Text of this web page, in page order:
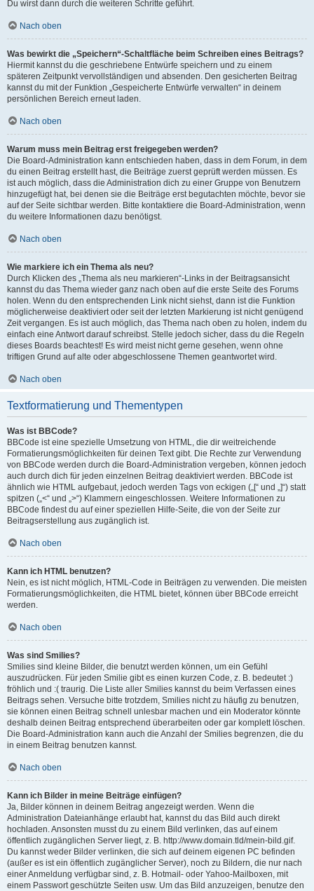
Du wirst dann durch die weiteren Schritte geführt.
Nach oben
Was bewirkt die „Speichern“-Schaltfläche beim Schreiben eines Beitrags?
Hiermit kannst du die geschriebene Entwürfe speichern und zu einem
späteren Zeitpunkt vervollständigen und absenden. Den gesicherten Beitrag
kannst du mit der Funktion „Gespeicherte Entwürfe verwalten“ in deinem
persönlichen Bereich erneut laden.
Nach oben
Warum muss mein Beitrag erst freigegeben werden?
Die Board-Administration kann entschieden haben, dass in dem Forum, in dem
du einen Beitrag erstellt hast, die Beiträge zuerst geprüft werden müssen. Es
ist auch möglich, dass die Administration dich zu einer Gruppe von Benutzern
hinzugefügt hat, bei denen sie die Beiträge erst begutachten möchte, bevor sie
auf der Seite sichtbar werden. Bitte kontaktiere die Board-Administration, wenn
du weitere Informationen dazu benötigst.
Nach oben
Wie markiere ich ein Thema als neu?
Durch Klicken des „Thema als neu markieren“-Links in der Beitragsansicht
kannst du das Thema wieder ganz nach oben auf die erste Seite des Forums
holen. Wenn du den entsprechenden Link nicht siehst, dann ist die Funktion
möglicherweise deaktiviert oder seit der letzten Markierung ist nicht genügend
Zeit vergangen. Es ist auch möglich, das Thema nach oben zu holen, indem du
einfach eine Antwort darauf schreibst. Stelle jedoch sicher, dass du die Regeln
dieses Boards beachtest! Es wird meist nicht gerne gesehen, wenn ohne
triftigen Grund auf alte oder abgeschlossene Themen geantwortet wird.
Nach oben
Textformatierung und Thementypen
Was ist BBCode?
BBCode ist eine spezielle Umsetzung von HTML, die dir weitreichende
Formatierungsmöglichkeiten für deinen Text gibt. Die Rechte zur Verwendung
von BBCode werden durch die Board-Administration vergeben, können jedoch
auch durch dich für jeden einzelnen Beitrag deaktiviert werden. BBCode ist
ähnlich wie HTML aufgebaut, jedoch werden Tags von eckigen („[“ und „]“) statt
spitzen („<“ und „>“) Klammern eingeschlossen. Weitere Informationen zu
BBCode findest du auf einer speziellen Hilfe-Seite, die von der Seite zur
Beitragserstellung aus zugänglich ist.
Nach oben
Kann ich HTML benutzen?
Nein, es ist nicht möglich, HTML-Code in Beiträgen zu verwenden. Die meisten
Formatierungsmöglichkeiten, die HTML bietet, können über BBCode erreicht
werden.
Nach oben
Was sind Smilies?
Smilies sind kleine Bilder, die benutzt werden können, um ein Gefühl
auszudrücken. Für jeden Smilie gibt es einen kurzen Code, z. B. bedeutet :)
fröhlich und :( traurig. Die Liste aller Smilies kannst du beim Verfassen eines
Beitrags sehen. Versuche bitte trotzdem, Smilies nicht zu häufig zu benutzen,
sie können einen Beitrag schnell unlesbar machen und ein Moderator könnte
deshalb deinen Beitrag entsprechend überarbeiten oder gar komplett löschen.
Die Board-Administration kann auch die Anzahl der Smilies begrenzen, die du
in einem Beitrag benutzen kannst.
Nach oben
Kann ich Bilder in meine Beiträge einfügen?
Ja, Bilder können in deinem Beitrag angezeigt werden. Wenn die
Administration Dateianhänge erlaubt hat, kannst du das Bild auch direkt
hochladen. Ansonsten musst du zu einem Bild verlinken, das auf einem
öffentlich zugänglichen Server liegt, z. B. http://www.domain.tld/mein-bild.gif.
Du kannst weder Bilder verlinken, die sich auf deinem eigenen PC befinden
(außer es ist ein öffentlich zugänglicher Server), noch zu Bildern, die nur nach
einer Anmeldung verfügbar sind, z. B. Hotmail- oder Yahoo-Mailboxen, mit
einem Passwort geschützte Seiten usw. Um das Bild anzuzeigen, benutze den